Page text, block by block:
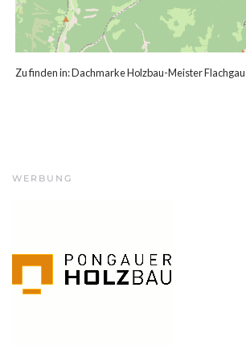
Zu finden in:Dachmarke Holzbau-Meister Flachgau
WERBUNG